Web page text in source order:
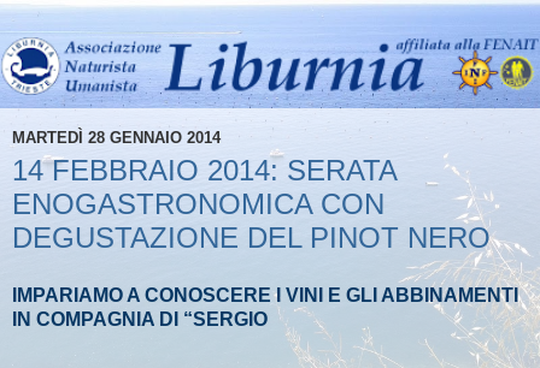
MARTEDÌ 28 GENNAIO 2014
14 FEBBRAIO 2014: SERATA
ENOGASTRONOMICA CON
DEGUSTAZIONE DEL PINOT NERO
IMPARIAMO A CONOSCERE I VINI E GLI ABBINAMENTI
IN COMPAGNIA DI “SERGIO